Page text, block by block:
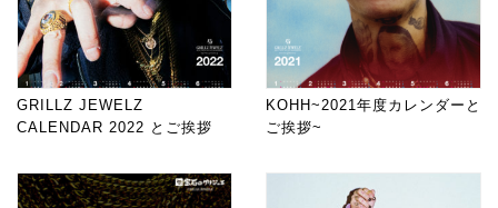
GRILLZ JEWELZ
CALENDAR 2022 とご挨拶
KOHH~2021年度カレンダーと
ご挨拶~